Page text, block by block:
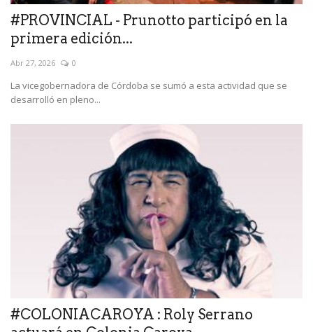
#PROVINCIAL - Prunotto participó en la
primera edición...
Abr 27, 2026 0
La vicegobernadora de Córdoba se sumó a esta actividad que se
desarrolló en pleno...
#COLONIACAROYA : Roly Serrano